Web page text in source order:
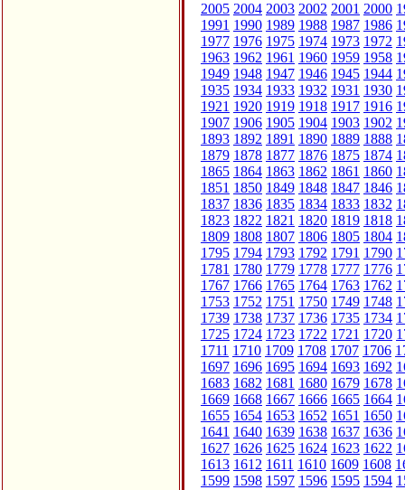
2005 2004 2003 2002 2001 2000
1991 1990 1989 1988 1987 1986
1977 1976 1975 1974 1973 1972
1963 1962 1961 1960 1959 1958
1949 1948 1947 1946 1945 1944
1935 1934 1933 1932 1931 1930
1921 1920 1919 1918 1917 1916
1907 1906 1905 1904 1903 1902
1893 1892 1891 1890 1889 1888
1879 1878 1877 1876 1875 1874
1865 1864 1863 1862 1861 1860
1851 1850 1849 1848 1847 1846
1837 1836 1835 1834 1833 1832
1823 1822 1821 1820 1819 1818
1809 1808 1807 1806 1805 1804
1795 1794 1793 1792 1791 1790
1781 1780 1779 1778 1777 1776
1767 1766 1765 1764 1763 1762
1753 1752 1751 1750 1749 1748
1739 1738 1737 1736 1735 1734
1725 1724 1723 1722 1721 1720
1711 1710 1709 1708 1707 1706
1697 1696 1695 1694 1693 1692
1683 1682 1681 1680 1679 1678
1669 1668 1667 1666 1665 1664
1655 1654 1653 1652 1651 1650
1641 1640 1639 1638 1637 1636
1627 1626 1625 1624 1623 1622
1613 1612 1611 1610 1609 1608
1599 1598 1597 1596 1595 1594